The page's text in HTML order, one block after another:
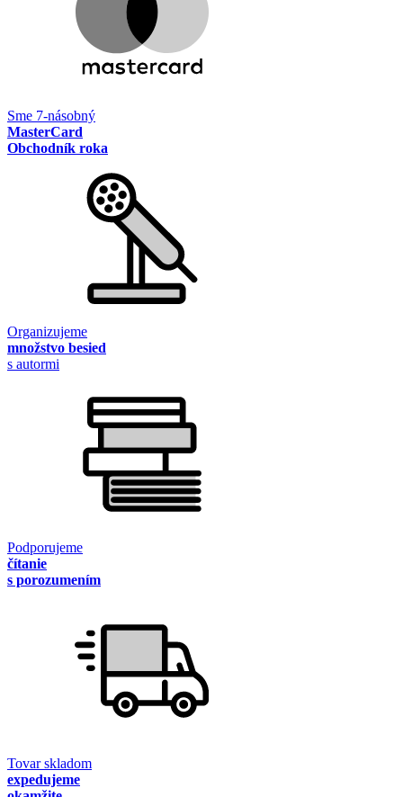
Sme 7-násobný
MasterCard
Obchodník roka
Organizujeme
množstvo besied
s autormi
Podporujeme
čítanie
s porozumením
Tovar skladom
expedujeme